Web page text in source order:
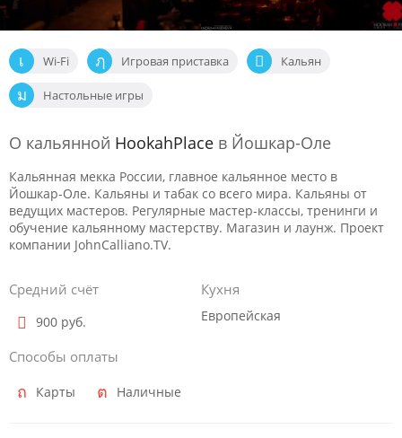
Wi-Fi Игровая приставка Кальян
Настольные игры
О кальянной HookahPlace в Йошкар-Оле
Кальянная мекка России, главное кальянное место в
Йошкар-Оле. Кальяны и табак со всего мира. Кальяны от
ведущих мастеров. Регулярные мастер-классы, тренинги и
обучение кальянному мастерству. Магазин и лаунж. Проект
компании JohnCalliano.TV.
Средний счёт
900 руб.
Способы оплаты
Карты Наличные
Кухня
Европейская